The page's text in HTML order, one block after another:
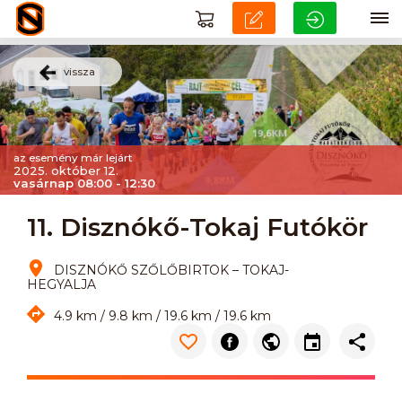
vissza
az esemény már lejárt
2025. október 12.
vasárnap 08:00 - 12:30
11. Disznókő-Tokaj Futókör
DISZNÓKŐ SZŐLŐBIRTOK – TOKAJ-
HEGYALJA
4.9 km / 9.8 km / 19.6 km / 19.6 km